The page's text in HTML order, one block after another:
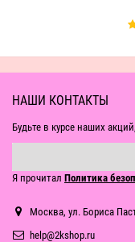
НАШИ КОНТАКТЫ
Будьте в курсе наших
Я прочитал Политика
Москва, ул. Бориса
help@2kshop.ru